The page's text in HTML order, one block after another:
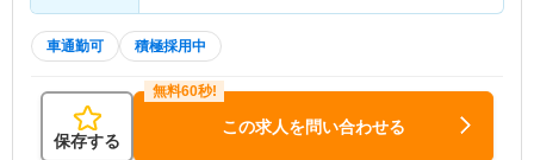
車通勤可 積極採用中
保存する
この求人を問い合わせる